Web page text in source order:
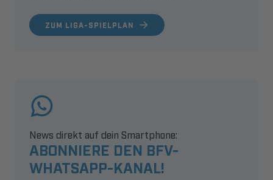
ZUM LIGA-SPIELPLAN
ABONNIERE DEN BFV-
WHATSAPP-KANAL!
News direkt auf dein Smartphone: